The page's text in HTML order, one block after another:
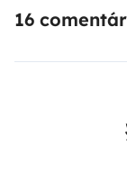
16